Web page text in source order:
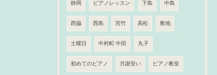
静岡 ピアノレッスン 下島 中島
西脇 西島 宮竹 高松 敷地
土曜日 中村町.中田 丸子
初めてのピアノ 月謝安い ピアノ教室